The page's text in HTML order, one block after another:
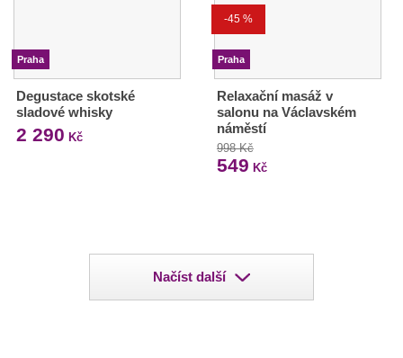
Praha
Degustace skotské
sladové whisky
2 290 Kč
-45 %
Praha
Relaxační masáž v
salonu na Václavském
náměstí
998 Kč
549 Kč
Načíst další